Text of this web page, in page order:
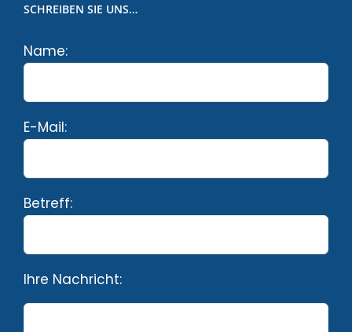
SCHREIBEN SIE UNS…
Name:
E-Mail:
Betreff:
Ihre Nachricht: